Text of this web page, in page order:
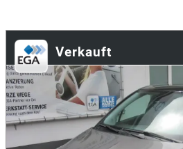
Verkauft